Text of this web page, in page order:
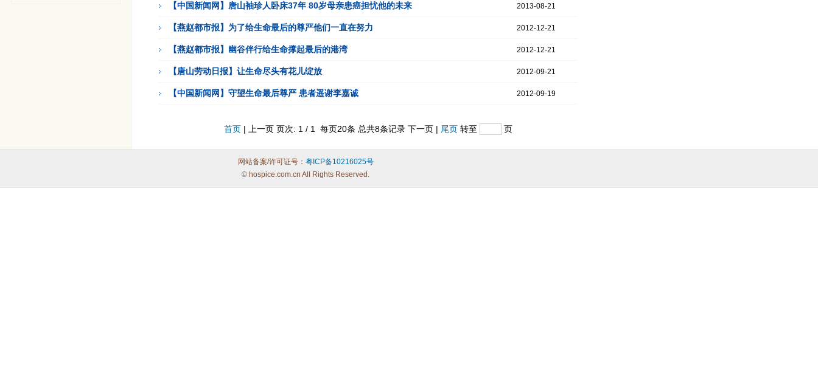
【中国新闻网】唐山袖珍人卧床37年 80岁母亲患癌担忧他的未来 2013-08-21
【燕赵都市报】为了给生命最后的尊严他们一直在努力 2012-12-21
【燕赵都市报】幽谷伴行给生命撑起最后的港湾 2012-12-21
【唐山劳动日报】让生命尽头有花儿绽放 2012-09-21
【中国新闻网】守望生命最后尊严 患者遥谢李嘉诚 2012-09-19
首页 | 上一页 页次: 1 / 1 每页20条 总共8条记录 下一页 | 尾页 转至 页
网站备案/许可证号： 粤ICP备10216025号
© hospice.com.cn All Rights Reserved.